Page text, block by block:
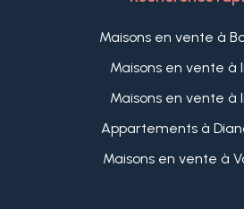
Maisons en vente à
Maisons en vente à
Maisons en vente à
Appartements à
Maisons en vente à